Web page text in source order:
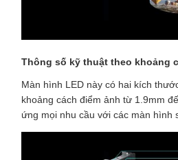
Thông số kỹ thuật theo khoảng
Màn hình LED này có hai kích
khoảng cách điểm ảnh từ 1.9mm
ứng mọi nhu cầu với các màn hình